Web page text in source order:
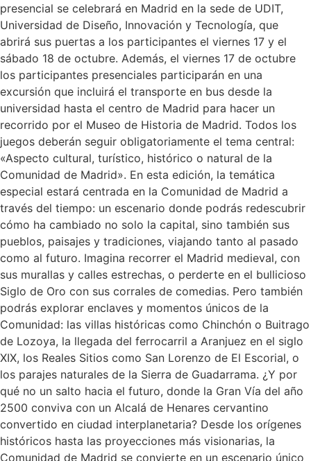
presencial se celebrará en Madrid en la sede de UDIT,
Universidad de Diseño, Innovación y Tecnología, que
abrirá sus puertas a los participantes el viernes 17 y el
sábado 18 de octubre. Además, el viernes 17 de octubre
los participantes presenciales participarán en una
excursión que incluirá el transporte en bus desde la
universidad hasta el centro de Madrid para hacer un
recorrido por el Museo de Historia de Madrid. Todos los
juegos deberán seguir obligatoriamente el tema central:
«Aspecto cultural, turístico, histórico o natural de la
Comunidad de Madrid». En esta edición, la temática
especial estará centrada en la Comunidad de Madrid a
través del tiempo: un escenario donde podrás redescubrir
cómo ha cambiado no solo la capital, sino también sus
pueblos, paisajes y tradiciones, viajando tanto al pasado
como al futuro. Imagina recorrer el Madrid medieval, con
sus murallas y calles estrechas, o perderte en el bullicioso
Siglo de Oro con sus corrales de comedias. Pero también
podrás explorar enclaves y momentos únicos de la
Comunidad: las villas históricas como Chinchón o Buitrago
de Lozoya, la llegada del ferrocarril a Aranjuez en el siglo
XIX, los Reales Sitios como San Lorenzo de El Escorial, o
los parajes naturales de la Sierra de Guadarrama. ¿Y por
qué no un salto hacia el futuro, donde la Gran Vía del año
2500 conviva con un Alcalá de Henares cervantino
convertido en ciudad interplanetaria? Desde los orígenes
históricos hasta las proyecciones más visionarias, la
Comunidad de Madrid se convierte en un escenario único